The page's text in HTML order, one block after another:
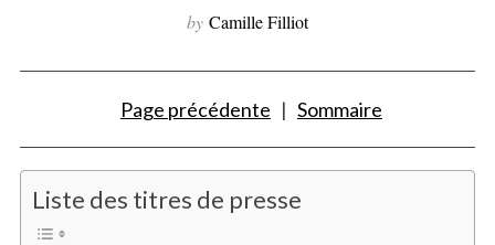
by Camille Filliot
Page précédente | Sommaire
Liste des titres de presse